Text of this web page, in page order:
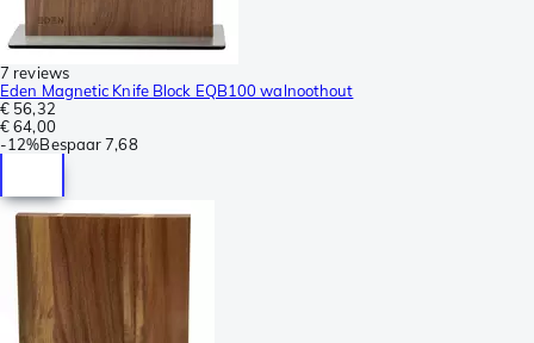
7 reviews
Eden Magnetic Knife Block EQB100 walnoothout
€ 56,32
€ 64,00
-12%Bespaar 7,68